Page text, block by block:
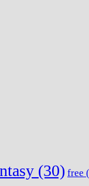
(30) free